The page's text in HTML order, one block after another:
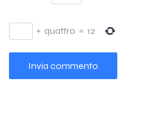
+ quattro = 12